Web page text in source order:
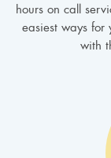
hours on call
easiest ways for
with